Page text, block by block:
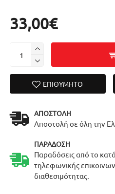
33,00€
ΕΠΙΘΥΜΗΤΌ
ΑΠΟΣΤΟΛΉ
Αποστολή σε όλη την
ΠΑΡΆΔΟΣΗ
Παραδόσεις από το
τηλεφωνικής
διαθεσιμότητας.